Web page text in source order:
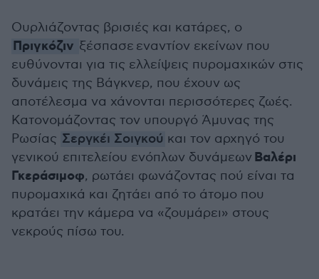
Ουρλιάζοντας βρισιές και κατάρες, ο
Πριγκόζιν ξέσπασε εναντίον εκείνων που
ευθύνονται για τις ελλείψεις πυρομαχικών στις
δυνάμεις της Βάγκνερ, που έχουν ως
αποτέλεσμα να χάνονται περισσότερες ζωές.
Κατονομάζοντας τον υπουργό Άμυνας της
Ρωσίας Σεργκέι Σοιγκού και τον αρχηγό του
γενικού επιτελείου ενόπλων δυνάμεων Βαλέρι
Γκεράσιμοφ, ρωτάει φωνάζοντας πού είναι τα
πυρομαχικά και ζητάει από το άτομο που
κρατάει την κάμερα να «ζουμάρει» στους
νεκρούς πίσω του.